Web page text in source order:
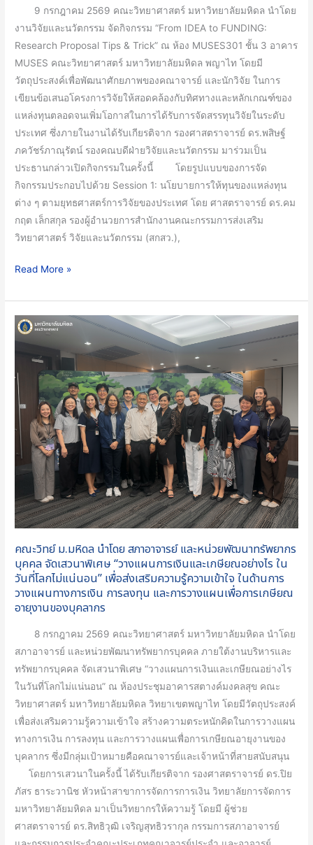
วิทยาศาสตร์
เทคโนโลยี
และ
นวัตกรรม
9 กรกฎาคม 2569 คณะวิทยาศาสตร์ มหาวิทยาลัยมหิดล นำโดย
งานวิจัยและนวัตกรรม จัดกิจกรรม “From IDEA to FUNDING:
Research Proposal Tips & Trick” ณ ห้อง MUSES301 ชั้น 3 อาคาร
MUSES คณะวิทยาศาสตร์ มหาวิทยาลัยมหิดล พญาไท โดยมี
วัตถุประสงค์เพื่อพัฒนาศักยภาพของคณาจารย์ และนักวิจัย ในการ
เขียนข้อเสนอโครงการวิจัยให้สอดคล้องกับทิศทางและหลักเกณฑ์ของ
แหล่งทุนตลอดจนเพิ่มโอกาสในการได้รับการจัดสรรทุนวิจัยในระดับ
ประเทศ ซึ่งภายในงานได้รับเกียรติจาก รองศาสตราจารย์ ดร.พสิษฐ์
ภควัชร์ภาณุรัตน์ รองคณบดีฝ่ายวิจัยและนวัตกรรม มาร่วมเป็น
ประธานกล่าวเปิดกิจกรรมในครั้งนี้ โดยรูปแบบของการจัด
กิจกรรมประกอบไปด้วย Session 1: นโยบายการให้ทุนของแหล่งทุน
ต่าง ๆ ตามยุทธศาสตร์การวิจัยของประเทศ โดย ศาสตราจารย์ ดร.คม
กฤต เล็กสกุล รองผู้อำนวยการสำนักงานคณะกรรมการส่งเสริม
วิทยาศาสตร์ วิจัยและนวัตกรรม (สกสว.),
Research
Proposal
Tips
&
Trick”
เผย
เคล็ด
ลับ
การ
เขียน
ข้อ
เสนอ
โครงการ
วิจัย
และ
คว้า
รับ
ทุน
Read More »
คณะวิทย์ ม.มหิดล นำโดย สภาอาจารย์ และหน่วยพัฒนาทรัพยากร
บุคคล จัดเสวนาพิเศษ “วางแผนการเงินและเกษียณอย่างไร ใน
วันที่โลกไม่แน่นอน” เพื่อส่งเสริมความรู้ความเข้าใจ ในด้านการ
วางแผนทางการเงิน การลงทุน และการวางแผนเพื่อการเกษียณ
อายุงานของบุคลากร
8 กรกฎาคม 2569 คณะวิทยาศาสตร์ มหาวิทยาลัยมหิดล นำโดย
สภาอาจารย์ และหน่วยพัฒนาทรัพยากรบุคคล ภายใต้งานบริหารและ
ทรัพยากรบุคคล จัดเสวนาพิเศษ “วางแผนการเงินและเกษียณอย่างไร
ในวันที่โลกไม่แน่นอน” ณ ห้องประชุมอาคารสตางค์มงคลสุข คณะ
วิทยาศาสตร์ มหาวิทยาลัยมหิดล วิทยาเขตพญาไท โดยมีวัตถุประสงค์
เพื่อส่งเสริมความรู้ความเข้าใจ สร้างความตระหนักคิดในการวางแผน
ทางการเงิน การลงทุน และการวางแผนเพื่อการเกษียณอายุงานของ
บุคลากร ซึ่งมีกลุ่มเป้าหมายคือคณาจารย์และเจ้าหน้าที่สายสนับสนุน
โดยการเสวนาในครั้งนี้ ได้รับเกียรติจาก รองศาสตราจารย์ ดร.ปิย
ภัสร ธาระวานิช หัวหน้าสาขาการจัดการการเงิน วิทยาลัยการจัดการ
มหาวิทยาลัยมหิดล มาเป็นวิทยากรให้ความรู้ โดยมี ผู้ช่วย
ศาสตราจารย์ ดร.สิทธิวุฒิ เจริญสุทธิวรากุล กรรมการสภาอาจารย์
คณะ
วิทย์
ม.มหิดล
นำ
โดย
สภา
อาจารย์
และ
หน่วย
ทรัพยากร
บุคคล
เสวนา
พิเศษ
“วางแผน
การ
เกษียณ
อย่างไร
ใน
วัน
ที่
โลก
ไม่
แน่นอน”
เพื่อ
ส่ง
เสริม